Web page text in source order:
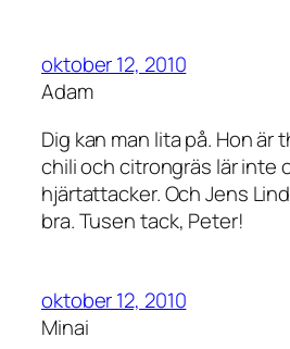
oktober 12, 2010
Adam
Dig kan man lita på. Hon är
chili och citrongräs lär inte
hjärtattacker. Och Jens
bra. Tusen tack, Peter!
oktober 12, 2010
Minai